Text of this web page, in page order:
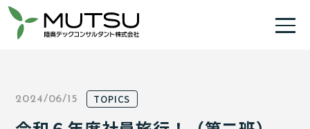
2024/06/15 TOPICS